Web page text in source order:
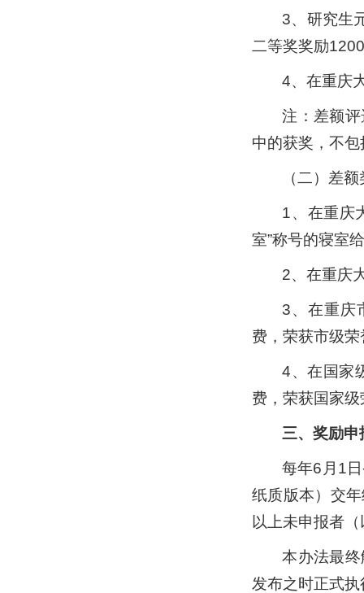
3、研究生
二等奖奖励
4、在重庆
注：差额
中的获奖，不
（二）差
1、在重庆
室”称号的寝室
2、在重庆
3、在重庆
费，荣获市级
4、在国家
费，荣获国家
三、奖励申
每年6月1
纸质版本）交
以上未申报者
本办法最
发布之时正式执